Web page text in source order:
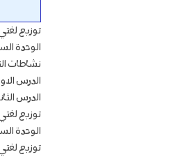
توزيع
الوحدة
نشاطات
الدرس
الدرس
توزيع
الوحدة
توزيع